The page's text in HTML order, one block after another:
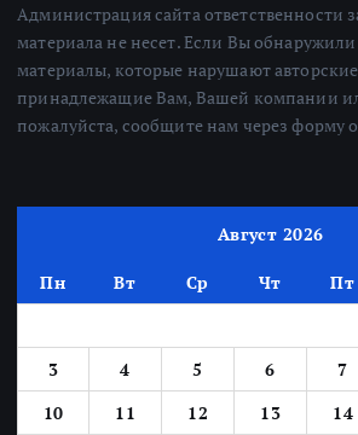
Администрация сайта ответственности
материала не несет. Если Вы
материалы, которые нарушают
принадлежащие Вам, Вашей компании
пожалуйста, сообщите нам через форму
Август 2026
Пн Вт Ср Чт Пт
3
4 5 6 7
10
11 12 13 14